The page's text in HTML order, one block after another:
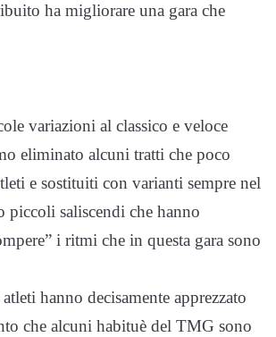
ha migliorare una gara che
variazioni al classico e veloce
eliminato alcuni tratti che poco
e sostituiti con varianti sempre nel
piccoli saliscendi che hanno
i ritmi che in questa gara sono
hanno decisamente apprezzato
che alcuni habituè del TMG sono